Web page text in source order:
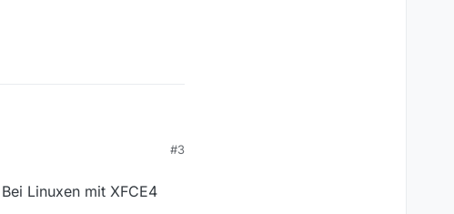
Soweit funktioniert alles.
der Taskleiste, das auch
#3
Linuxen mit XFCE4